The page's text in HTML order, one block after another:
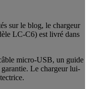
sur le blog, le chargeur
LC-C6) est livré dans
micro-USB, un guide
Le chargeur lui-